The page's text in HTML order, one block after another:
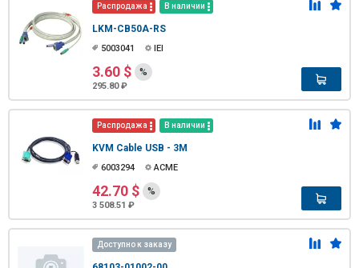
Распродажа В наличии
LKM-CB50A-RS
5003041 IEI
3.60 $
295.80 ₽
%
Распродажа В наличии
KVM Cable USB - 3M
6003294 ACME
42.70 $
3 508.51 ₽
%
Доступно к заказу